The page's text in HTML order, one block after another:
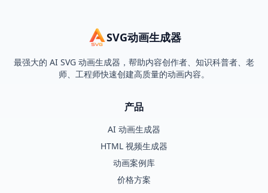
SVG动画生成器
最强大的 AI SVG 动画生成器，帮助内容创作者、知识科普者、老
师、工程师快速创建高质量的动画内容。
产品
AI 动画生成器
HTML 视频生成器
动画案例库
价格方案